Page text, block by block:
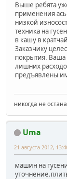
Выше ребята
применения
низкой
техника на
в кашу в
Заказчику
покрытия. Ваша
лишних
предъявлены
никогда не
Uma
21 августа 2012,
машин на